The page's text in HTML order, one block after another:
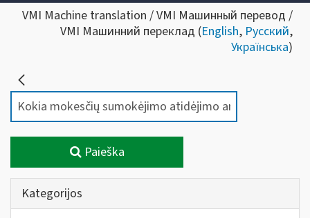
VMI Machine translation / VMI Машинный перевод /
VMI Машинний переклад (English, Русский,
Українська)
Paieška
Kategorijos